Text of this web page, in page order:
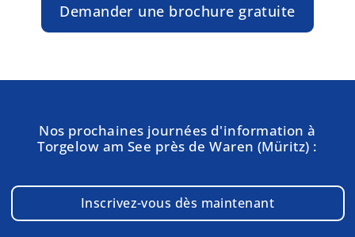
Demander une brochure gratuite
Nos prochaines journées d'information à
Torgelow am See près de Waren (Müritz) :
Inscrivez-vous dès maintenant